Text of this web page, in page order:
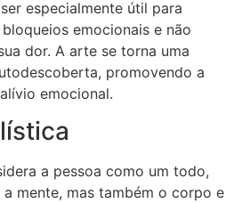
especialmente útil para
emocionais e não
dor. A arte se torna uma
promovendo a
emocional.
a pessoa como um todo,
mente, mas também o corpo e